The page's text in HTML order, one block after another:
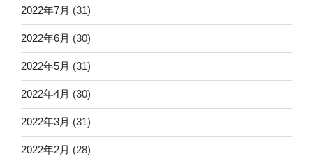
2022年7月 (31)
2022年6月 (30)
2022年5月 (31)
2022年4月 (30)
2022年3月 (31)
2022年2月 (28)